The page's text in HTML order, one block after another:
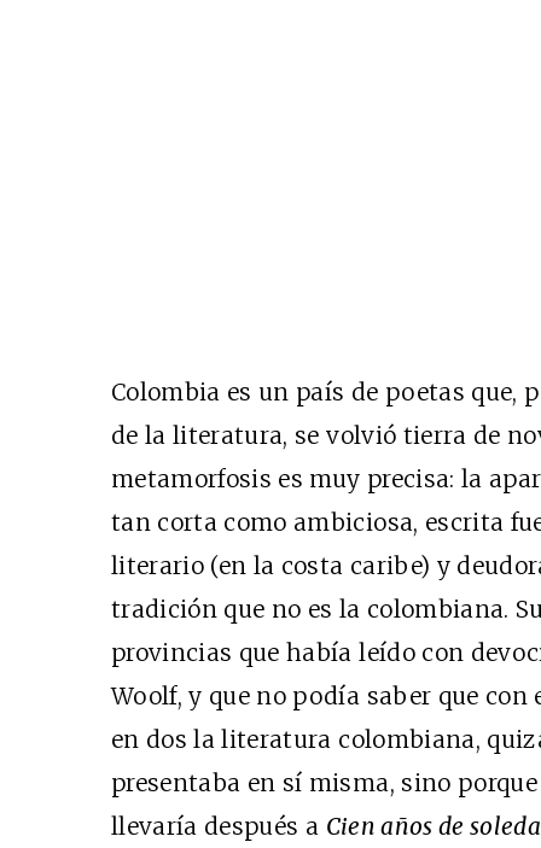
Colombia es un país de poetas que,
de la literatura, se volvió tierra de
metamorfosis es muy precisa: la
tan corta como ambiciosa, escrita
literario (en la costa caribe) y
tradición que no es la colombiana.
provincias que había leído con
Woolf, y que no podía saber que con
en dos la literatura colombiana,
presentaba en sí misma, sino
llevaría después a Cien años de